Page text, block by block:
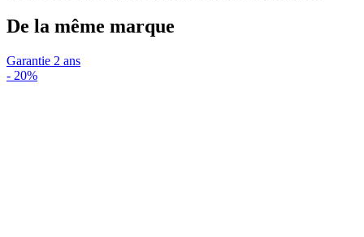
De la même marque
Garantie 2 ans
- 20%